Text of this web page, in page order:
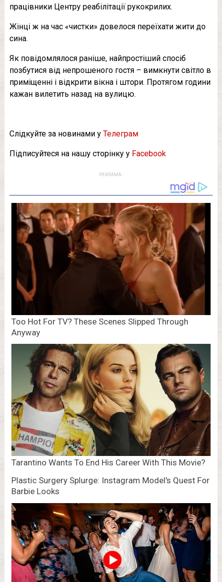
працівники Центру реабілітації рукокрилих.
Жінці ж на час «чистки» довелося переїхати жити до
сина.
Як повідомлялося раніше, найпростіший спосіб
позбутися від непрошеного гостя – вимкнути світло в
приміщенні і відкрити вікна і штори. Протягом години
кажан вилетить назад на вулицю.
Слідкуйте за новинами у Телеграм
Підписуйтеся на нашу сторінку у Facebook
РЕКЛАМА: